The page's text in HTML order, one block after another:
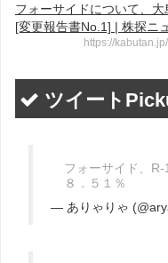
フォーサイドについて、
[変更報告書No.1] | 株探ニ
https://
ツイート
フォーサイド、
８．５１％
— ありゃりゃ